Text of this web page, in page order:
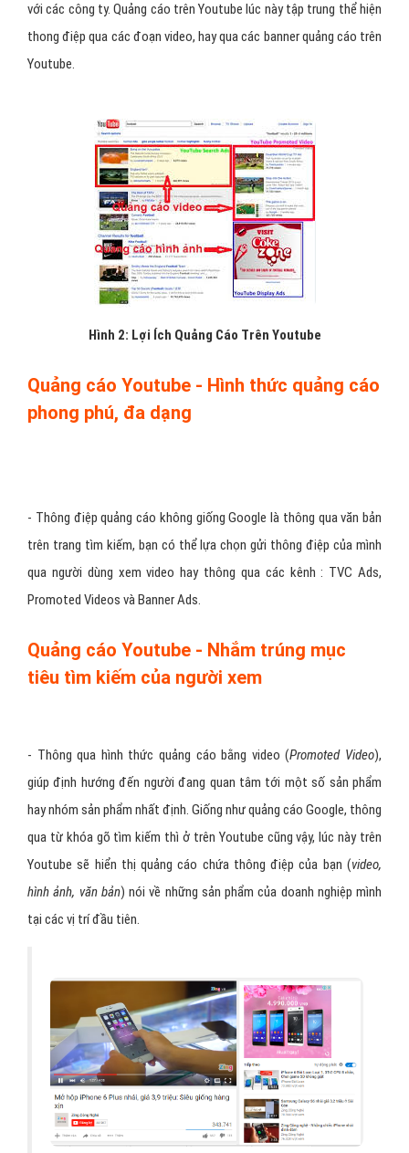
với các công ty. Quảng cáo trên Youtube lúc này tập trung thể hiện
thong điệp qua các đoạn video, hay qua các banner quảng cáo trên
Youtube.
Hình 2: Lợi Ích Quảng Cáo Trên Youtube
Quảng cáo Youtube - Hình thức quảng cáo
phong phú, đa dạng
- Thông điệp quảng cáo không giống Google là thông qua văn bản
trên trang tìm kiếm, bạn có thể lựa chọn gửi thông điệp của mình
qua người dùng xem video hay thông qua các kênh : TVC Ads,
Promoted Videos và Banner Ads.
Quảng cáo Youtube - Nhắm trúng mục
tiêu tìm kiếm của người xem
- Thông qua hình thức quảng cáo bằng video (Promoted Video),
giúp định hướng đến người đang quan tâm tới một số sản phẩm
hay nhóm sản phẩm nhất định. Giống như quảng cáo Google, thông
qua từ khóa gõ tìm kiếm thì ở trên Youtube cũng vậy, lúc này trên
Youtube sẽ hiển thị quảng cáo chứa thông điệp của bạn (video,
hình ảnh, văn bản) nói về những sản phẩm của doanh nghiệp mình
tại các vị trí đầu tiên.